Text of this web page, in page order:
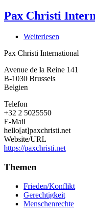
Pax Christi
Weiterlesen
Christi
Pax Christi International
Avenue de la Reine 141
B-1030 Brussels
Belgien
Telefon
+32 2 5025550
E-Mail
hello[at]paxchristi.net
Website/URL
https://paxchristi.net
Themen
Frieden/Konflikt
Gerechtigkeit
Menschenrechte